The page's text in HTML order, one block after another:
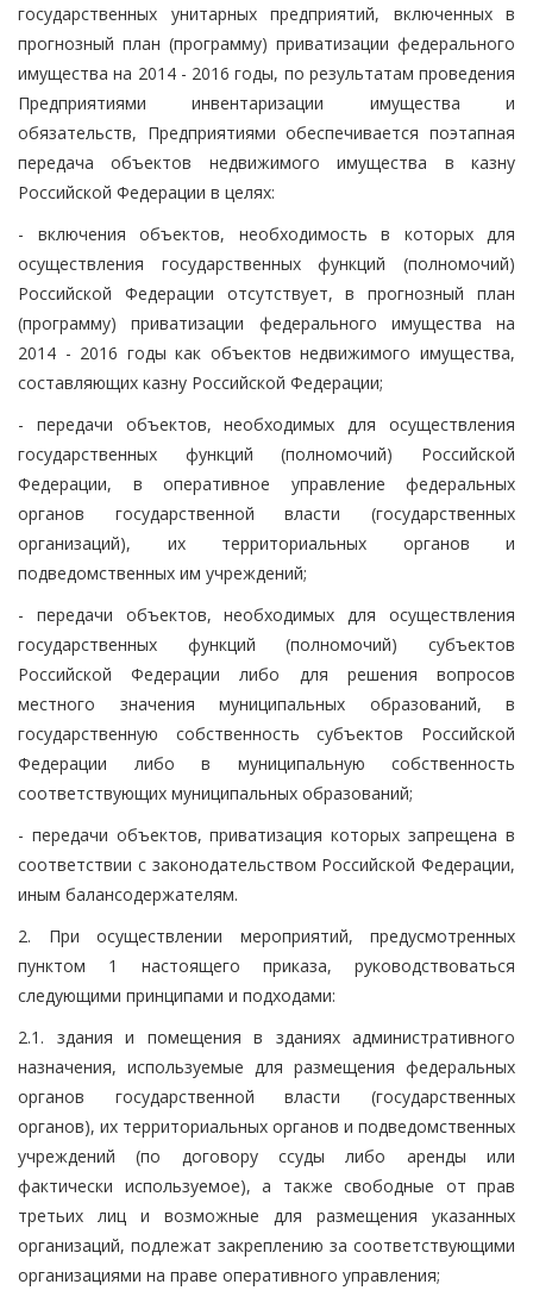
государственных унитарных предприятий, включенных в
прогнозный план (программу) приватизации федерального
имущества на 2014 - 2016 годы, по результатам проведения
Предприятиями инвентаризации имущества и
обязательств, Предприятиями обеспечивается поэтапная
передача объектов недвижимого имущества в казну
Российской Федерации в целях:
- включения объектов, необходимость в которых для
осуществления государственных функций (полномочий)
Российской Федерации отсутствует, в прогнозный план
(программу) приватизации федерального имущества на
2014 - 2016 годы как объектов недвижимого имущества,
составляющих казну Российской Федерации;
- передачи объектов, необходимых для осуществления
государственных функций (полномочий) Российской
Федерации, в оперативное управление федеральных
органов государственной власти (государственных
организаций), их территориальных органов и
подведомственных им учреждений;
- передачи объектов, необходимых для осуществления
государственных функций (полномочий) субъектов
Российской Федерации либо для решения вопросов
местного значения муниципальных образований, в
государственную собственность субъектов Российской
Федерации либо в муниципальную собственность
соответствующих муниципальных образований;
- передачи объектов, приватизация которых запрещена в
соответствии с законодательством Российской Федерации,
иным балансодержателям.
2. При осуществлении мероприятий, предусмотренных
пунктом 1 настоящего приказа, руководствоваться
следующими принципами и подходами:
2.1. здания и помещения в зданиях административного
назначения, используемые для размещения федеральных
органов государственной власти (государственных
органов), их территориальных органов и подведомственных
учреждений (по договору ссуды либо аренды или
фактически используемое), а также свободные от прав
третьих лиц и возможные для размещения указанных
организаций, подлежат закреплению за соответствующими
организациями на праве оперативного управления;